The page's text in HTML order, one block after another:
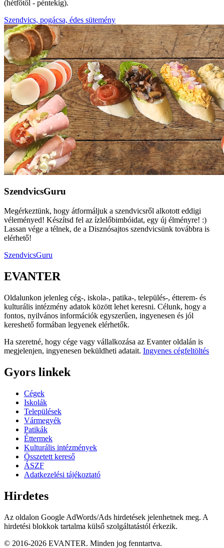
(hétfőtől - péntekig).
Szendvics, pogácsa, édes sütemény
SzendvicsGuru
Megérkeztünk, hogy átformáljuk a szendvicsről alkotott eddigi
véleményed! Készítsd fel az ízlelőbimbóidat, egy új élményre! :)
Lassan vége a télnek, de a Disznósajtos szendvicsünk továbbra is
elérhető!
SzendvicsGuru
EVANTER
Oldalunkon jelenleg cég-, iskola-, patika-, település-, étterem- és
kulturális intézmény adatok között lehet keresni. Célunk, hogy a
fontos, nyilvános információk egyszerűen, ingyenesen és jól
kereshető formában legyenek elérhetők.
Ha szeretné, hogy cége vagy vállalkozása az Evanter oldalán is
megjelenjen, ingyenesen beküldheti adatait. Ingyenes cégfeltöltés
Gyors linkek
Cégek
Iskolák
Települések
Vármegyék
Patikák
Éttermek
Kulturális intézmények
Összetett kereső
ÁSZF
Adatkezelési tájékoztató
Hirdetes
Az oldalon Google AdWords/Ads hirdetések jelenhetnek meg. A
hirdetési blokkok tartalma külső szolgáltatástól érkezik.
© 2016-2026 EVANTER. Minden jog fenntartva.